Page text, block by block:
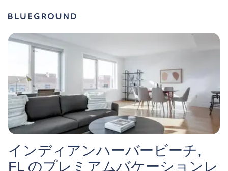
インディアンハーバービーチ,
FL のプレミアムバケーションレ